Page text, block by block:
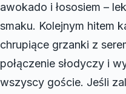
awokado i łososiem –
smaku. Kolejnym hitem
chrupiące grzanki z
połączenie słodyczy i
wszyscy goście. Jeśli